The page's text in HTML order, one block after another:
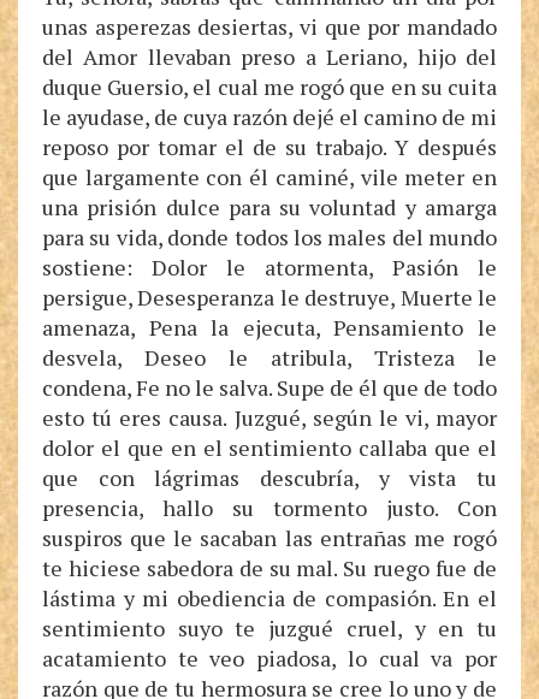
unas asperezas desiertas, vi que por mandado
del Amor llevaban preso a Leriano, hijo del
duque Guersio, el cual me rogó que en su cuita
le ayudase, de cuya razón dejé el camino de mi
reposo por tomar el de su trabajo. Y después
que largamente con él caminé, vile meter en
una prisión dulce para su voluntad y amarga
para su vida, donde todos los males del mundo
sostiene: Dolor le atormenta, Pasión le
persigue, Desesperanza le destruye, Muerte le
amenaza, Pena la ejecuta, Pensamiento le
desvela, Deseo le atribula, Tristeza le
condena, Fe no le salva. Supe de él que de todo
esto tú eres causa. Juzgué, según le vi, mayor
dolor el que en el sentimiento callaba que el
que con lágrimas descubría, y vista tu
presencia, hallo su tormento justo. Con
suspiros que le sacaban las entrañas me rogó
te hiciese sabedora de su mal. Su ruego fue de
lástima y mi obediencia de compasión. En el
sentimiento suyo te juzgué cruel, y en tu
acatamiento te veo piadosa, lo cual va por
razón que de tu hermosura se cree lo uno y de